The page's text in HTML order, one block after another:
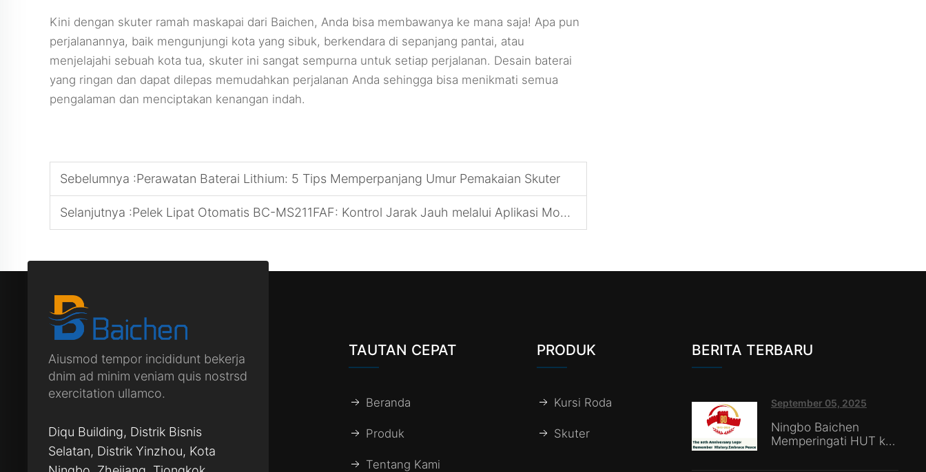
Kini dengan skuter ramah maskapai dari Baichen, Anda bisa membawanya ke mana saja! Apa pun
perjalanannya, baik mengunjungi kota yang sibuk, berkendara di sepanjang pantai, atau
menjelajahi sebuah kota tua, skuter ini sangat sempurna untuk setiap perjalanan. Desain baterai
yang ringan dan dapat dilepas memudahkan perjalanan Anda sehingga bisa menikmati semua
pengalaman dan menciptakan kenangan indah.
Sebelumnya :Perawatan Baterai Lithium: 5 Tips Memperpanjang Umur Pemakaian Skuter
Selanjutnya :Pelek Lipat Otomatis BC-MS211FAF: Kontrol Jarak Jauh melalui Aplikasi Mobile
Aiusmod tempor incididunt bekerja
dnim ad minim veniam quis nostrsd
exercitation ullamco.
Diqu Building, Distrik Bisnis
Selatan, Distrik Yinzhou, Kota
TAUTAN CEPAT
Beranda
Produk
Tentang Kami
PRODUK
Kursi Roda
Skuter
BERITA TERBARU
September 05, 2025
Ningbo Baichen
Memperingati HUT ke-
Perang Perlawanan